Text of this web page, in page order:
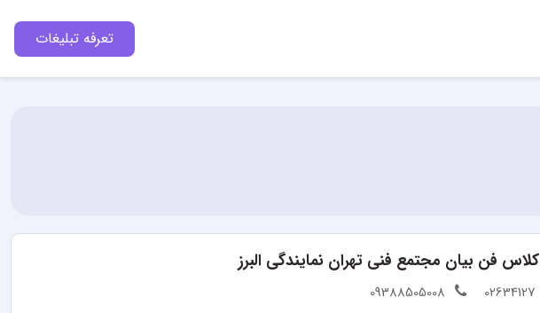
تعرفه تبلیغات
کلاس فن بیان مجتمع فنی تهران نمایندگی البرز
02634127
09388505008